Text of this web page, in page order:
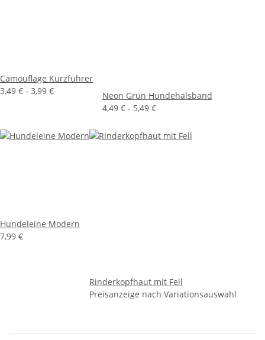
Camouflage Kurzführer
3,49 € - 3,99 €
Neon Grün Hundehalsband
4,49 € - 5,49 €
Hundeleine Modern
7,99 €
Rinderkopfhaut mit Fell
Preisanzeige nach Variationsauswahl